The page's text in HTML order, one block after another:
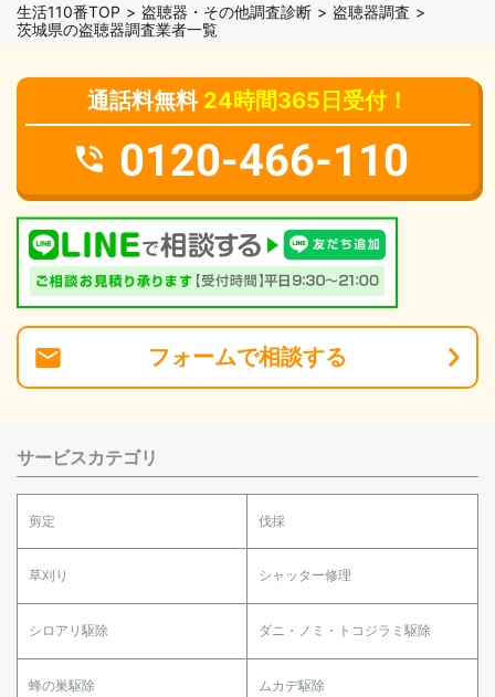
生活110番TOP 盗聴器・その他調査診断
盗聴器調査
茨城県の盗聴器調査業者一覧
通話料無料 24時間365日受付！
0120-466-110
フォームで相談する
サービスカテゴリ
剪定 伐採
草刈り シャッター修理
シロアリ駆除 ダニ・ノミ・トコジラミ駆除
蜂の巣駆除 ムカデ駆除